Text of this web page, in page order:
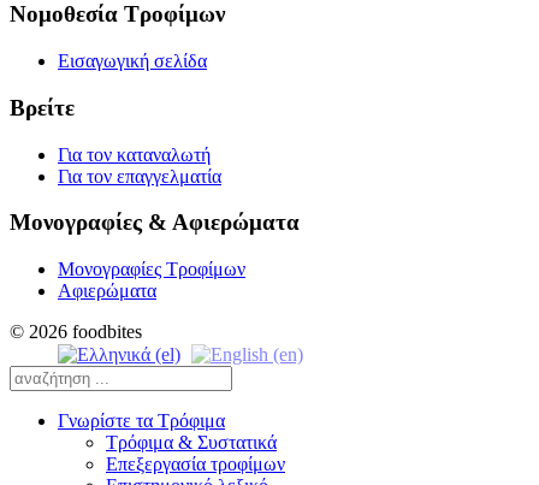
Νομοθεσία Τροφίμων
Εισαγωγική σελίδα
Βρείτε
Για τον καταναλωτή
Για τον επαγγελματία
Μονογραφίες & Αφιερώματα
Μονογραφίες Τροφίμων
Αφιερώματα
© 2026 foodbites
Γνωρίστε τα Τρόφιμα
Τρόφιμα & Συστατικά
Επεξεργασία τροφίμων